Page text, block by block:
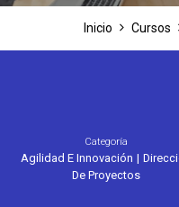
Inicio Cursos
Categoría
Agilidad E Innovación |
De Proyectos